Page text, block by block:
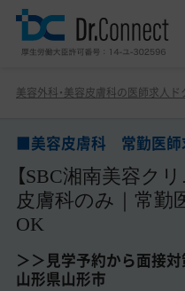
美容クリニック見学ご希
サービス紹介
エージェント紹介
美容外科・美容皮膚科の医師求人
■美容皮膚科 常勤医
【SBC湘南美容ク
皮膚科のみ｜常勤
OK
＞＞見学予約から面接
山形県山形市
■美容皮膚科 常勤医
リニック 山形院】美
強化中／山形県山形市